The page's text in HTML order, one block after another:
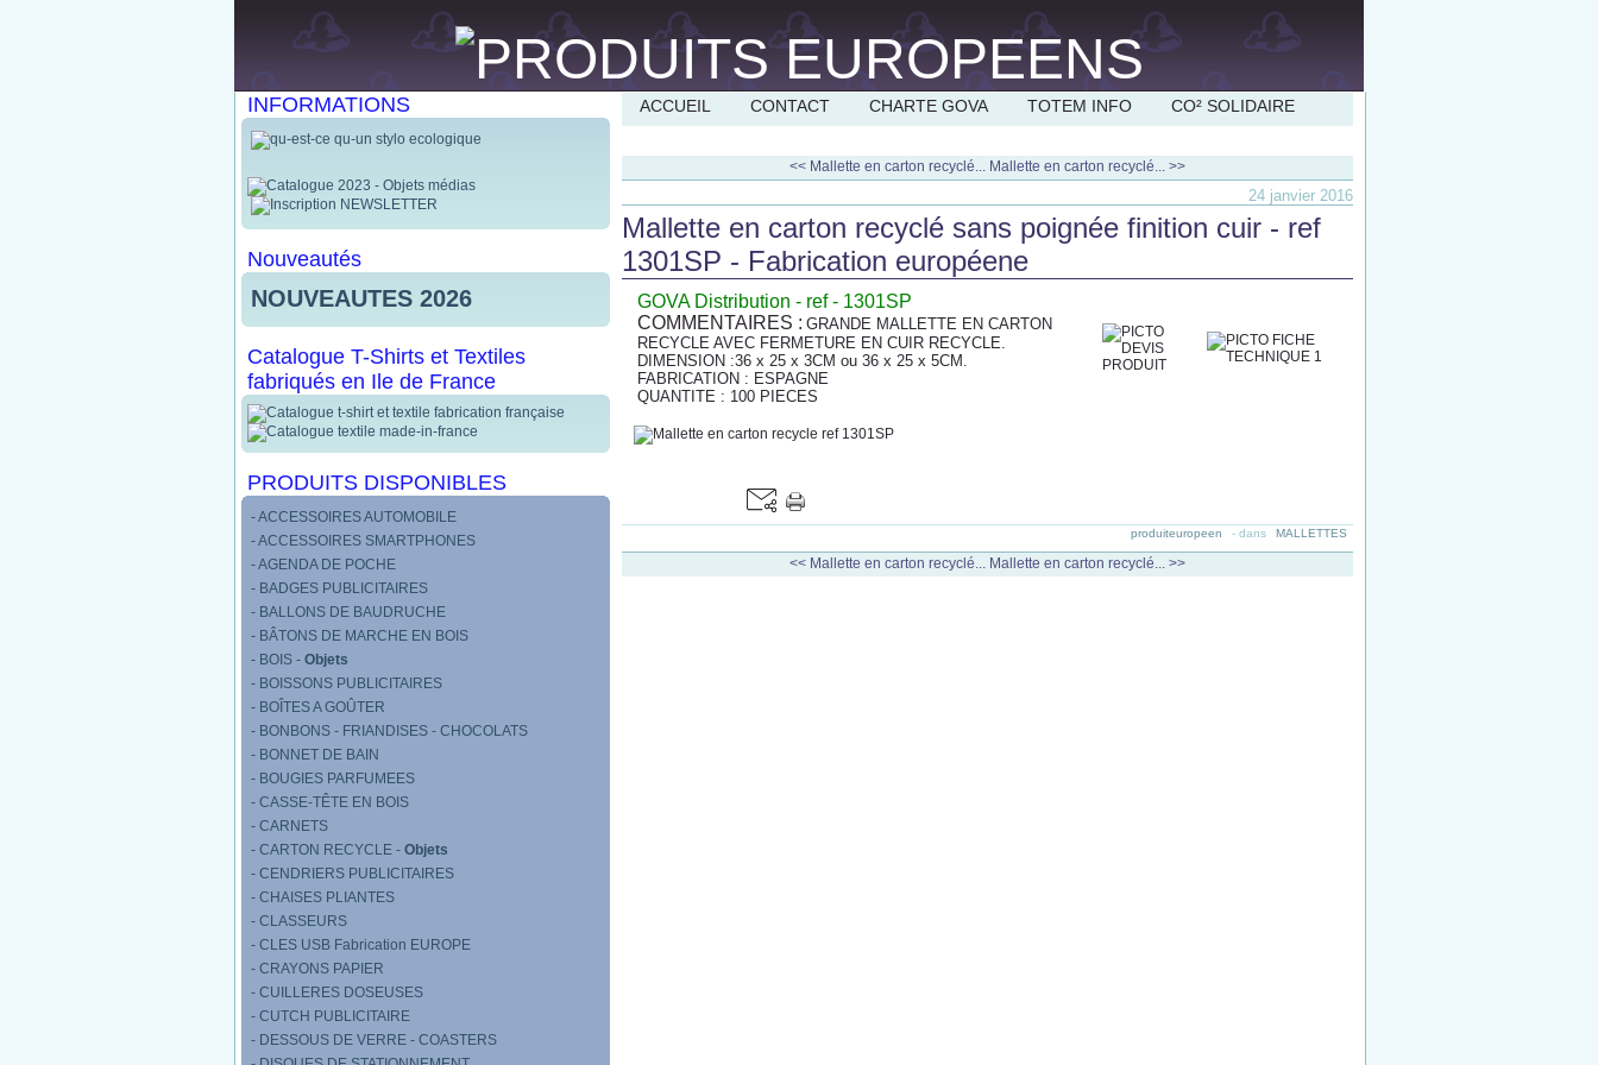
INFORMATIONS
Nouveautés
NOUVEAUTES 2026
Catalogue T-Shirts et Textiles
fabriqués en Ile de France
PRODUITS DISPONIBLES
- ACCESSOIRES AUTOMOBILE
- ACCESSOIRES SMARTPHONES
- AGENDA DE POCHE
- BADGES PUBLICITAIRES
- BALLONS DE BAUDRUCHE
- BÂTONS DE MARCHE EN BOIS
- BOIS - Objets
- BOISSONS PUBLICITAIRES
- BOÎTES A GOÛTER
- BONBONS - FRIANDISES - CHOCOLATS
- BONNET DE BAIN
- BOUGIES PARFUMEES
- CASSE-TÊTE EN BOIS
- CARNETS
- CARTON RECYCLE - Objets
- CENDRIERS PUBLICITAIRES
- CHAISES PLIANTES
- CLASSEURS
- CLES USB Fabrication EUROPE
- CRAYONS PAPIER
- CUILLERES DOSEUSES
- CUTCH PUBLICITAIRE
- DESSOUS DE VERRE - COASTERS
ACCUEIL CONTACT CHARTE GOVA TOTEM INFO CO² SOLIDAIRE
<< Mallette en carton recyclé... Mallette en carton recyclé... >>
24 janvier 2016
Mallette en carton recyclé sans poignée finition cuir - ref
1301SP - Fabrication européene
GOVA Distribution - ref - 1301SP
COMMENTAIRES : GRANDE MALLETTE EN CARTON
RECYCLE AVEC FERMETURE EN CUIR RECYCLE.
DIMENSION :36 x 25 x 3CM ou 36 x 25 x 5CM.
FABRICATION : ESPAGNE
QUANTITE : 100 PIECES
produiteuropeen - dans MALLETTES
<< Mallette en carton recyclé... Mallette en carton recyclé... >>